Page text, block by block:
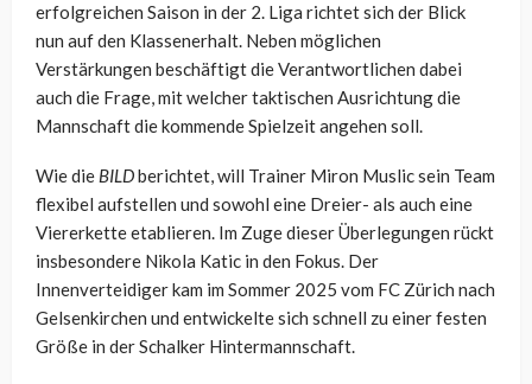
erfolgreichen Saison in der 2. Liga richtet sich der Blick
nun auf den Klassenerhalt. Neben möglichen
Verstärkungen beschäftigt die Verantwortlichen dabei
auch die Frage, mit welcher taktischen Ausrichtung die
Mannschaft die kommende Spielzeit angehen soll.
Wie die BILDberichtet, will Trainer Miron Muslic sein Team
flexibel aufstellen und sowohl eine Dreier- als auch eine
Viererkette etablieren. Im Zuge dieser Überlegungen rückt
insbesondere Nikola Katic in den Fokus. Der
Innenverteidiger kam im Sommer 2025 vom FC Zürich nach
Gelsenkirchen und entwickelte sich schnell zu einer festen
Größe in der Schalker Hintermannschaft.